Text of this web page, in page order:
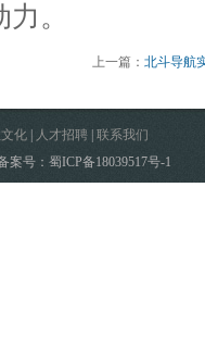
力。
上一篇：北斗导航
化 人才招聘 联系我们
案号：蜀ICP备18039517号-1